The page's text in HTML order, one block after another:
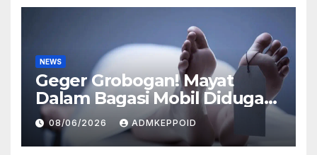
NEWS
Geger Grobogan! Mayat
Dalam Bagasi Mobil Diduga
Terkait Hilangnya Bos Konter
HP
08/06/2026 ADMKEPPOID